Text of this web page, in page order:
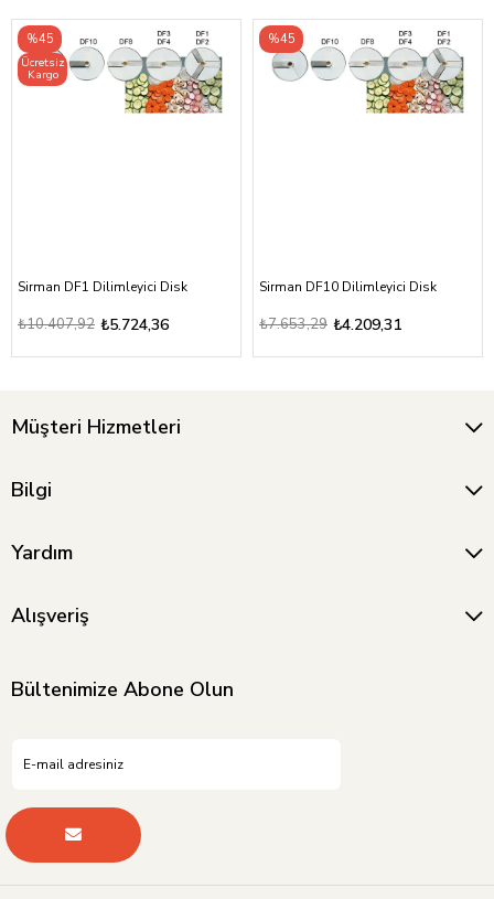
Sirman DF1 Dilimleyici Disk
₺5.724,36
₺10.407,92
%45
Ücretsiz
Kargo
Sirman DF10 Dilimleyici Disk
₺4.209,31
₺7.653,29
%45
Müşteri Hizmetleri
Bilgi
Yardım
Alışveriş
Bültenimize Abone Olun